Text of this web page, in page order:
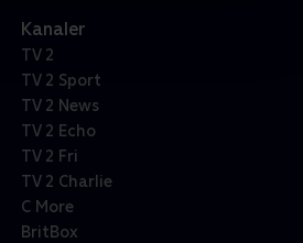
Kanaler
TV 2
TV 2 Sport
TV 2 News
TV 2 Echo
TV 2 Fri
TV 2 Charlie
C More
BritBox